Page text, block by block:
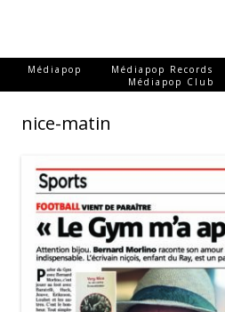
Médiapop Médiapop Records
Médiapop Club
nice-matin